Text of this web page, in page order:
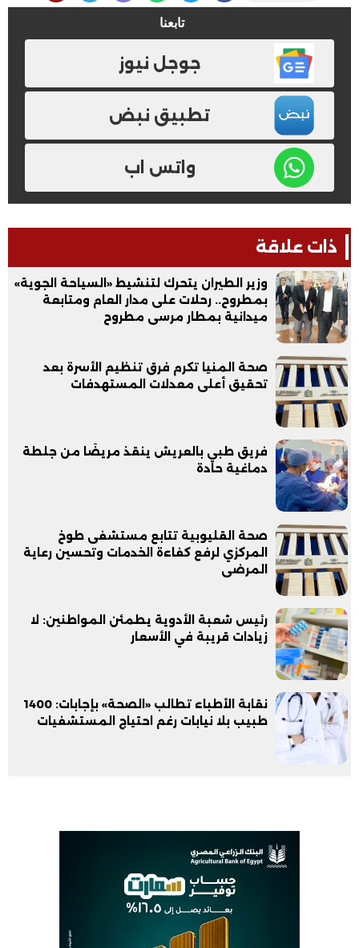
تابعنا
جوجل نيوز
تطبيق نبض
واتس اب
ذات علاقة
وزير الطيران يتحرك لتنشيط «السياحة الجوية»
بمطروح.. رحلات على مدار العام ومتابعة
ميدانية بمطار مرسى مطروح
صحة المنيا تكرم فرق تنظيم الأسرة بعد
تحقيق أعلى معدلات المستهدفات
فريق طبي بالعريش ينقذ مريضًا من جلطة
دماغية حادة
صحة القليوبية تتابع مستشفى طوخ
المركزي لرفع كفاءة الخدمات وتحسين رعاية
المرضى
رئيس شعبة الأدوية يطمئن المواطنين: لا
زيادات قريبة في الأسعار
نقابة الأطباء تطالب «الصحة» بإجابات: 1400
طبيب بلا نيابات رغم احتياج المستشفيات